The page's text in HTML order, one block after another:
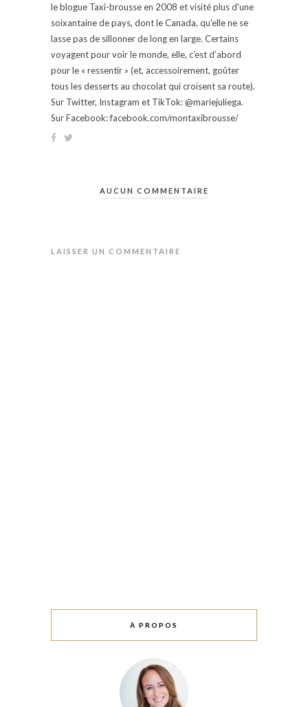
le blogue Taxi-brousse en 2008 et visité plus d'une
soixantaine de pays, dont le Canada, qu'elle ne se
lasse pas de sillonner de long en large. Certains
voyagent pour voir le monde, elle, c’est d’abord
pour le « ressentir » (et, accessoirement, goûter
tous les desserts au chocolat qui croisent sa route).
Sur Twitter, Instagram et TikTok: @mariejuliega.
Sur Facebook: facebook.com/montaxibrousse/
AUCUN COMMENTAIRE
LAISSER UN COMMENTAIRE
À PROPOS